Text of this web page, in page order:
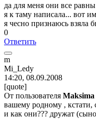
да для меня они все
я к таму написала... вот
я чесно признаюсь взяла
0
Ответить
m
Mi_Ledy
14:20, 08.09.2008
[quote]
От пользователя
вашему родному , кстати,
и как они??? дружат